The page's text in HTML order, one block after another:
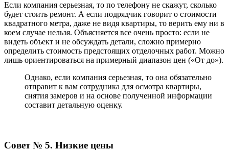
Если компания серьезная, то по телефону не скажут, сколько
будет стоить ремонт. А если подрядчик говорит о стоимости
квадратного метра, даже не видя квартиры, то верить ему ни в
коем случае нельзя. Объясняется все очень просто: если не
видеть объект и не обсуждать детали, сложно примерно
определить стоимость предстоящих отделочных работ. Можно
лишь ориентироваться на примерный диапазон цен («От до»).
Однако, если компания серьезная, то она обязательно
отправит к вам сотрудника для осмотра квартиры,
снятия замеров и на основе полученной информации
составит детальную оценку.
Совет № 5. Низкие цены